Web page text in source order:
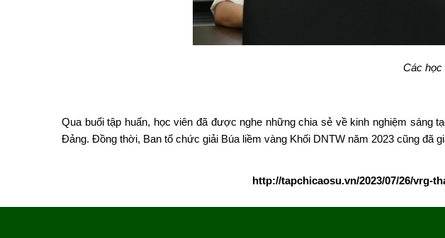
Các học
Qua buổi tập huấn, học viên đã được nghe những chia sẻ về kinh nghiệm sáng
Đảng. Đồng thời, Ban tổ chức giải Búa liềm vàng Khối DNTW năm 2023 cũng đã
http://tapchicaosu.vn/2023/07/26/vrg-